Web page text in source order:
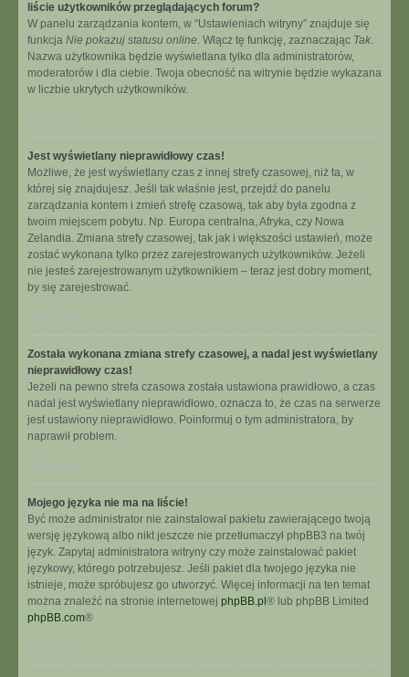
liście użytkowników przeglądających forum?
W panelu zarządzania kontem, w “Ustawieniach witryny” znajduje się
funkcja Nie pokazuj statusu online. Włącz tę funkcję, zaznaczając Tak.
Nazwa użytkownika będzie wyświetlana tylko dla administratorów,
moderatorów i dla ciebie. Twoja obecność na witrynie będzie wykazana
w liczbie ukrytych użytkowników.
Jest wyświetlany nieprawidłowy czas!
Możliwe, że jest wyświetlany czas z innej strefy czasowej, niż ta, w
której się znajdujesz. Jeśli tak właśnie jest, przejdź do panelu
zarządzania kontem i zmień strefę czasową, tak aby była zgodna z
twoim miejscem pobytu. Np. Europa centralna, Afryka, czy Nowa
Zelandia. Zmiana strefy czasowej, tak jak i większości ustawień, może
zostać wykonana tylko przez zarejestrowanych użytkowników. Jeżeli
nie jesteś zarejestrowanym użytkownikiem – teraz jest dobry moment,
by się zarejestrować.
Została wykonana zmiana strefy czasowej, a nadal jest wyświetlany
nieprawidłowy czas!
Jeżeli na pewno strefa czasowa została ustawiona prawidłowo, a czas
nadal jest wyświetlany nieprawidłowo, oznacza to, że czas na serwerze
jest ustawiony nieprawidłowo. Poinformuj o tym administratora, by
naprawił problem.
Mojego języka nie ma na liście!
Być może administrator nie zainstalował pakietu zawierającego twoją
wersję językową albo nikt jeszcze nie przetłumaczył phpBB3 na twój
język. Zapytaj administratora witryny czy może zainstalować pakiet
językowy, którego potrzebujesz. Jeśli pakiet dla twojego języka nie
istnieje, może spróbujesz go utworzyć. Więcej informacji na ten temat
można znaleźć na stronie internetowej phpBB.pl ® lub phpBB Limited
phpBB.com®